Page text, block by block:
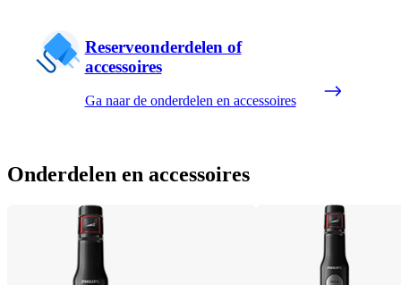
Reserveonderdelen of
accessoires
Ga naar de onderdelen en accessoires
Onderdelen en accessoires